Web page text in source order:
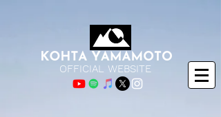
OFFICIAL WEBSITE